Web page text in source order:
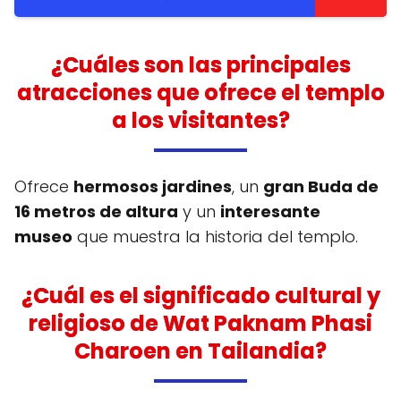
¿Cuáles son las principales
atracciones que ofrece el templo
a los visitantes?
Ofrece hermosos jardines, un gran Buda de
16 metros de altura y un interesante
museo que muestra la historia del templo.
¿Cuál es el significado cultural y
religioso de Wat Paknam Phasi
Charoen en Tailandia?